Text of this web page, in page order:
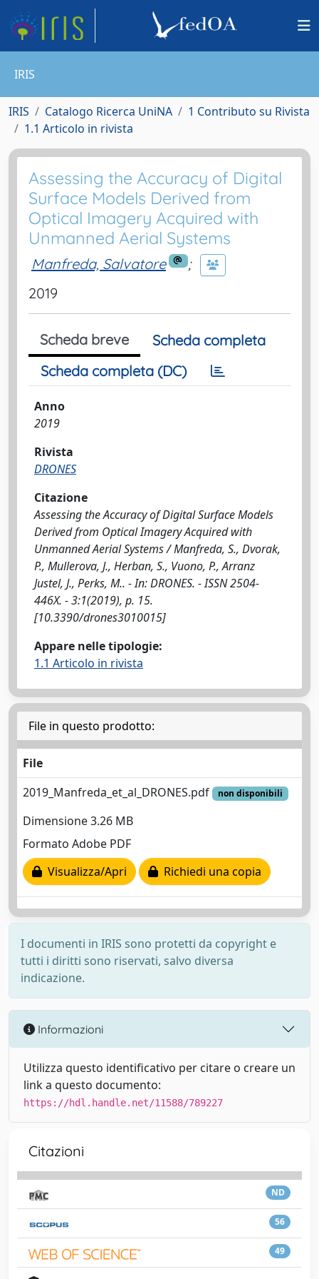
IRIS
IRIS Catalogo Ricerca UniNA
1 Contributo su Rivista
1.1 Articolo in rivista
Assessing the Accuracy of Digital
Surface Models Derived from
Optical Imagery Acquired with
Unmanned Aerial Systems
Manfreda, Salvatore
;
2019
Scheda breve
Scheda completa
Scheda completa (DC)
Anno
2019
Rivista
DRONES
Citazione
Assessing the Accuracy of Digital Surface Models
Derived from Optical Imagery Acquired with
Unmanned Aerial Systems / Manfreda, S., Dvorak,
P., Mullerova, J., Herban, S., Vuono, P., Arranz
Justel, J., Perks, M.. - In: DRONES. - ISSN 2504-
446X. - 3:1(2019), p. 15.
[10.3390/drones3010015]
Appare nelle tipologie:
1.1 Articolo in rivista
File in questo prodotto:
File
2019_Manfreda_et_al_DRONES.pdf
non disponibili
Dimensione 3.26 MB
Formato Adobe PDF
Visualizza/Apri
Richiedi una copia
I documenti in IRIS sono protetti da copyright e
tutti i diritti sono riservati, salvo diversa
indicazione.
Informazioni
Utilizza questo identificativo per citare o creare un
link a questo documento:
https://hdl.handle.net/11588/789227
Citazioni
ND
56
49